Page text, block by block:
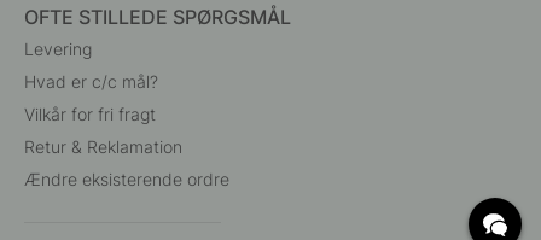
OFTE STILLEDE SPØRGSMÅL
Levering
Hvad er c/c mål?
Vilkår for fri fragt
Retur & Reklamation
Ændre eksisterende ordre